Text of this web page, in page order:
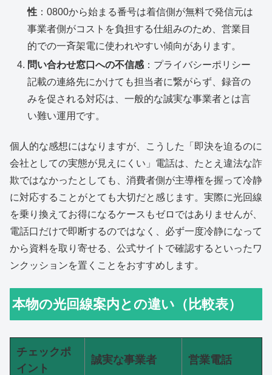
性 ：0800から始まる番号は着信側が無料で発信元は
事業者側がコストを負担する仕組みのため、営業目
的での一斉架電に使われやすい傾向があります。
問い合わせ窓口への不信感 ：プライバシーポリシー
記載の連絡先にかけても担当者に繋がらず、録音の
みを促される対応は、一般的な誠実な事業者とは言
い難い運用です。
個人的な感想にはなりますが、こうした「即決を迫るのに
会社としての実態が見えにくい」電話は、たとえ違法な詐
欺ではなかったとしても、消費者側が主導権を握って冷静
に対応することがとても大切だと感じます。実際に光回線
を乗り換えてお得になるケースもゼロではありませんが、
電話口だけで即断するのではなく、必ず一度冷静になって
から資料を取り寄せる、公式サイトで確認するといったワ
ンクッションを置くことをおすすめします。
本物の光回線案内との違い（比較表）
チェックポ
イント
誠実な事業者 営業電話